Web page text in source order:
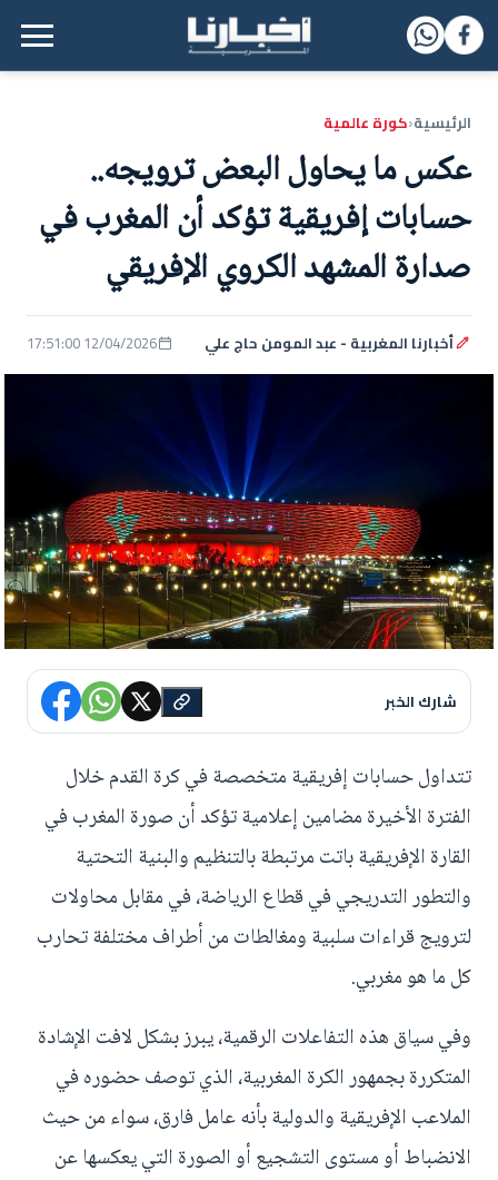
القائمة الرئيسية
الرئيسية‹كورة عالمية
عكس ما يحاول البعض ترويجه..
حسابات إفريقية تؤكد أن المغرب في
صدارة المشهد الكروي الإفريقي
أخبارنا المغربية - عبد المومن حاج علي 12/04/2026 17:51:00
شارك الخبر
تتداول حسابات إفريقية متخصصة في كرة القدم خلال
الفترة الأخيرة مضامين إعلامية تؤكد أن صورة المغرب في
القارة الإفريقية باتت مرتبطة بالتنظيم والبنية التحتية
والتطور التدريجي في قطاع الرياضة، في مقابل محاولات
لترويج قراءات سلبية ومغالطات من أطراف مختلفة تحارب
كل ما هو مغربي.
وفي سياق هذه التفاعلات الرقمية، يبرز بشكل لافت الإشادة
المتكررة بجمهور الكرة المغربية، الذي توصف حضوره في
الملاعب الإفريقية والدولية بأنه عامل فارق، سواء من حيث
الانضباط أو مستوى التشجيع أو الصورة التي يعكسها عن